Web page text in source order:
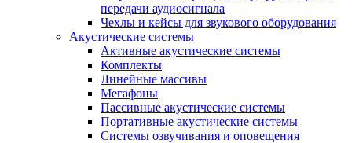
передачи аудиосигнала
Чехлы и кейсы для звукового оборудования
Акустические системы
Активные акустические системы
Комплекты
Линейные массивы
Мегафоны
Пассивные акустические системы
Портативные акустические системы
Системы озвучивания и оповещения